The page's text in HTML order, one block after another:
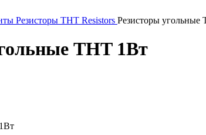
Резисторы THT Resistors Резисторы угольные
THT 1Вт